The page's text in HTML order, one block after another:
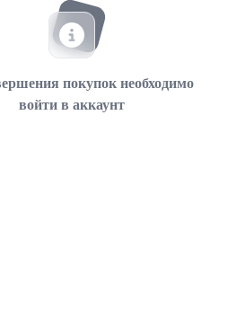
покупок необходимо
войти в аккаунт